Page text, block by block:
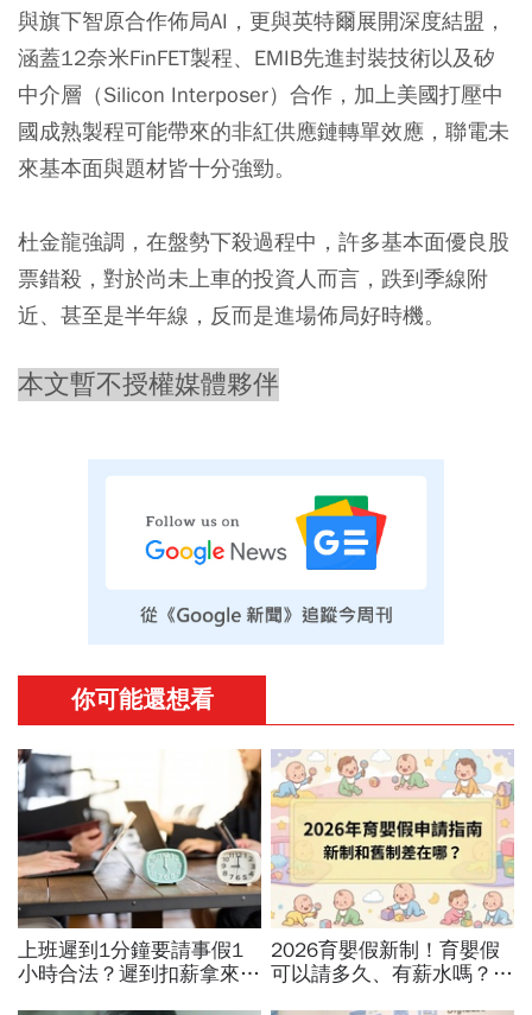
與旗下智原合作佈局AI，更與英特爾展開深度結盟，
涵蓋12奈米FinFET製程、EMIB先進封裝技術以及矽
中介層（Silicon Interposer）合作，加上美國打壓中
國成熟製程可能帶來的非紅供應鏈轉單效應，聯電未
來基本面與題材皆十分強勁。
杜金龍強調，在盤勢下殺過程中，許多基本面優良股
票錯殺，對於尚未上車的投資人而言，跌到季線附
近、甚至是半年線，反而是進場佈局好時機。
本文暫不授權媒體夥伴